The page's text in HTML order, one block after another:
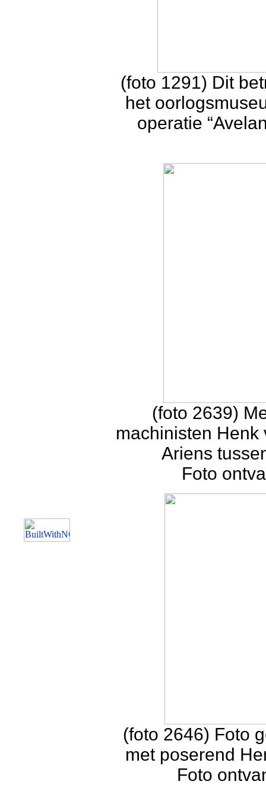
(foto 1291) Dit
het
operatie
(foto 2639)
machinisten Henk
Ariens
Foto
(foto 2646) Foto
met poserend
Foto